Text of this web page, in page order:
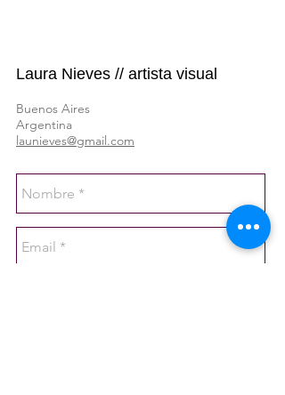
Laura Nieves // artista visual
Buenos Aires
Argentina
launieves@gmail.com